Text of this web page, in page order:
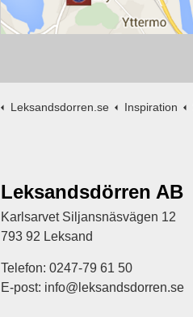
Leksandsdorren.se Inspiration
Leksandsdörren AB
Karlsarvet Siljansnäsvägen 12
793 92 Leksand
Telefon: 0247-79 61 50
E-post: info@leksandsdorren.se